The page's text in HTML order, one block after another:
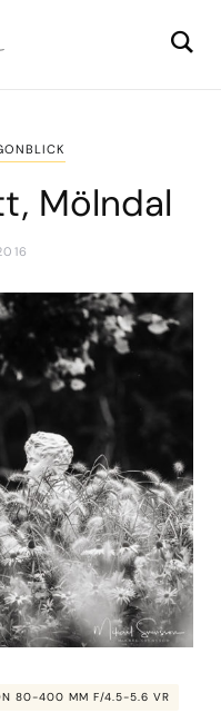
Mölndal
80-400 MM F/4.5-5.6 VR